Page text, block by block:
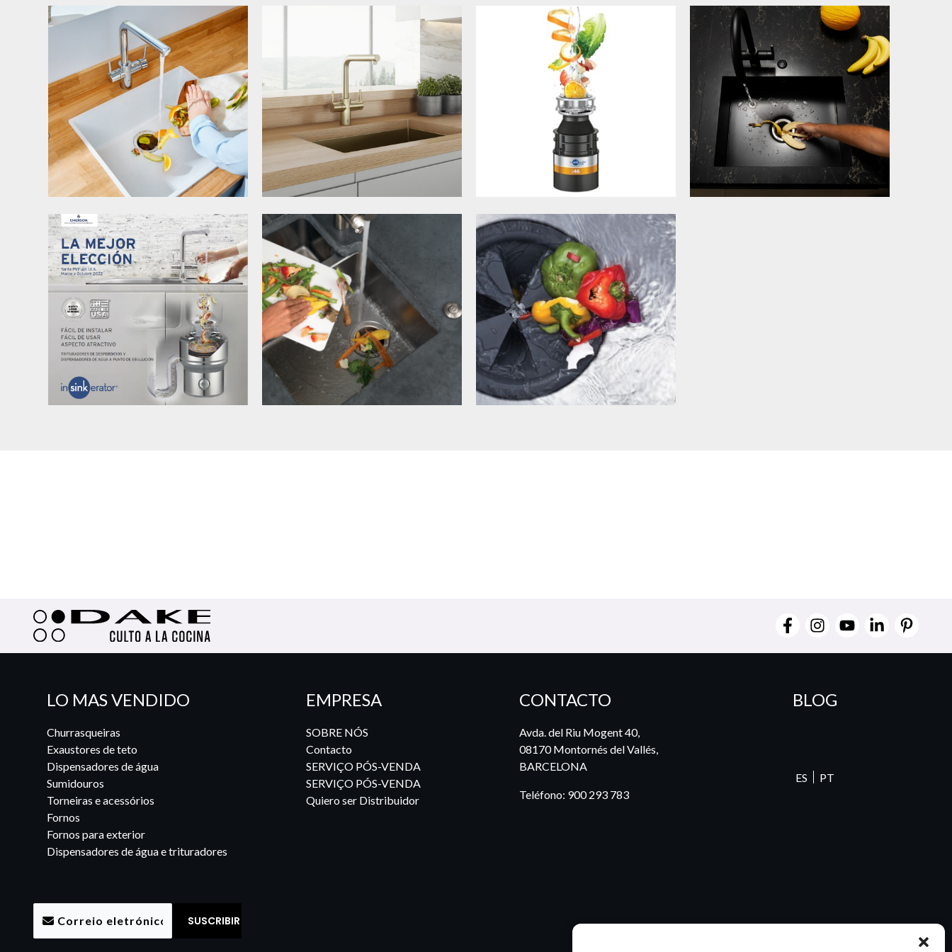
LO MAS VENDIDO
Churrasqueiras
Exaustores de teto
Dispensadores de água
Sumidouros
Torneiras e acessórios
Fornos
Fornos para exterior
Dispensadores de água e trituradores
EMPRESA
SOBRE NÓS
Contacto
SERVIÇO PÓS-VENDA
SERVIÇO PÓS-VENDA
Quiero ser Distribuidor
CONTACTO
Avda. del Riu Mogent 40,
08170 Montornés del Vallés,
BARCELONA
Teléfono: 900 293 783
BLOG
ES PT